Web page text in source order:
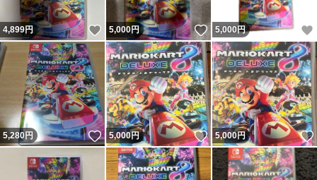
4,899円 いいね！
5,000円 いいね！
5,000 円
5,280 円 いいね！
5,000円 いいね！
5,000円